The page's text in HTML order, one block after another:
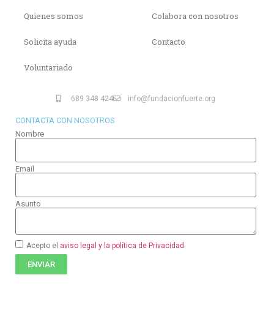
Quienes somos
Solicita ayuda
Voluntariado
Colabora con nosotros
Contacto
689 348 424 info@fundacionfuerte.org
CONTACTA CON NOSOTROS
Nombre
Email
Asunto
Acepto el aviso legal y la política de Privacidad
ENVIAR